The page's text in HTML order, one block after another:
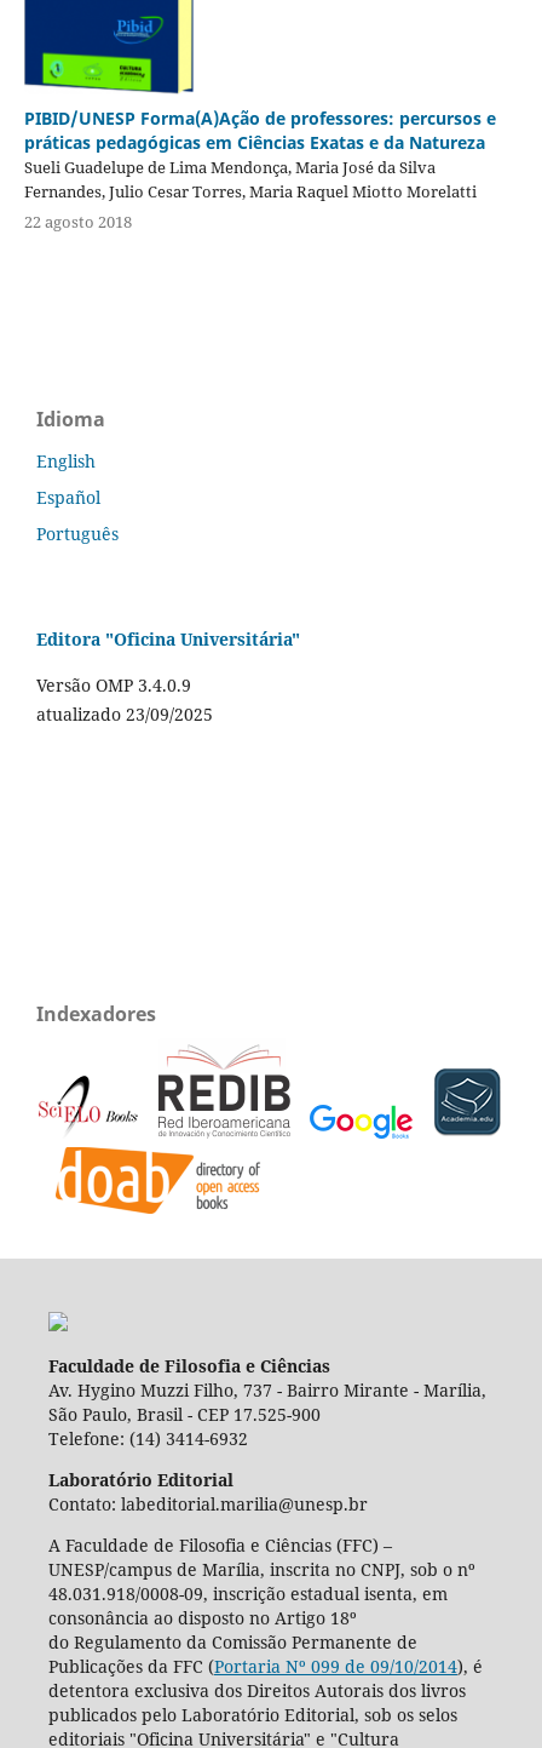
PIBID/UNESP Forma(A)Ação de professores: percursos e
práticas pedagógicas em Ciências Exatas e da Natureza
Sueli Guadelupe de Lima Mendonça, Maria José da Silva
Fernandes, Julio Cesar Torres, Maria Raquel Miotto Morelatti
22 agosto 2018
Idioma
English
Español
Português
Editora "Oficina Universitária"
Versão OMP 3.4.0.9
atualizado 23/09/2025
Indexadores
Faculdade de Filosofia e Ciências
Av. Hygino Muzzi Filho, 737 - Bairro Mirante - Marília,
São Paulo, Brasil - CEP 17.525-900
Telefone: (14) 3414-6932
Laboratório Editorial
Contato: labeditorial.marilia@unesp.br
A Faculdade de Filosofia e Ciências (FFC) –
UNESP/campus de Marília, inscrita no CNPJ, sob o nº
48.031.918/0008-09, inscrição estadual isenta, em
consonância ao disposto no Artigo 18º
do Regulamento da Comissão Permanente de
Publicações da FFC (Portaria Nº 099 de 09/10/2014), é
detentora exclusiva dos Direitos Autorais dos livros
publicados pelo Laboratório Editorial, sob os selos
editoriais "Oficina Universitária" e "Cultura